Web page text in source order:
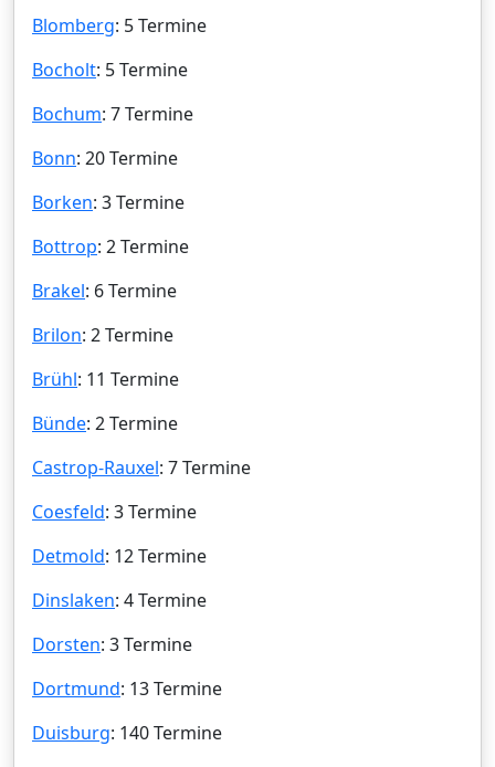
Blomberg: 5 Termine
Bocholt: 5 Termine
Bochum: 7 Termine
Bonn: 20 Termine
Borken: 3 Termine
Bottrop: 2 Termine
Brakel: 6 Termine
Brilon: 2 Termine
Brühl: 11 Termine
Bünde: 2 Termine
Castrop-Rauxel: 7 Termine
Coesfeld: 3 Termine
Detmold: 12 Termine
Dinslaken: 4 Termine
Dorsten: 3 Termine
Dortmund: 13 Termine
Duisburg: 140 Termine